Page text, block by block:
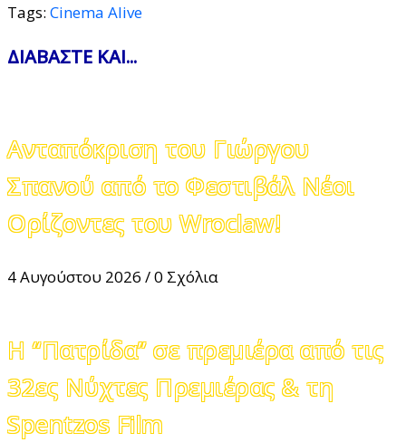
Tags: Cinema Alive
ΔΙΑΒΑΣΤΕ ΚΑΙ...
Ανταπόκριση του Γιώργου
Σπανού από το Φεστιβάλ Νέοι
Ορίζοντες του Wroclaw!
4 Αυγούστου 2026 /0 Σχόλια
Η “Πατρίδα” σε πρεμιέρα από τις
32ες Νύχτες Πρεμιέρας & τη
Spentzos Film